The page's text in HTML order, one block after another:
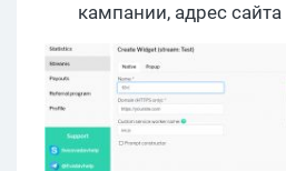
кампании, адрес